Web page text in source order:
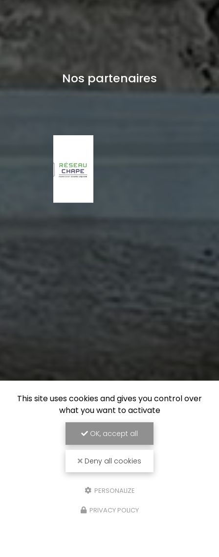
Nos partenaires
This site uses cookies and gives you control over
what you want to activate
OK, accept all
Deny all cookies
PERSONALIZE
PRIVACY POLICY